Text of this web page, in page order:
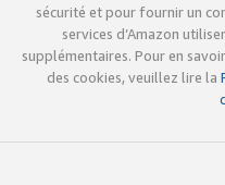
sécurité et pour fournir un
services d’Amazon
supplémentaires. Pour en
des cookies, veuillez lire la